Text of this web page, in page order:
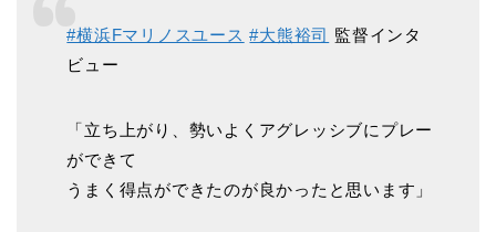
#横浜Fマリノスユース #大熊裕司 監督インタ
ビュー
「立ち上がり、勢いよくアグレッシブにプレー
ができて
うまく得点ができたのが良かったと思います」